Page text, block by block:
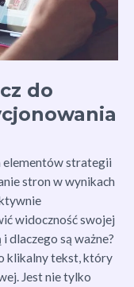
do
elementów strategii
stron w wynikach
widoczność swojej
dlaczego są ważne?
klikalny tekst, który
Jest nie tylko